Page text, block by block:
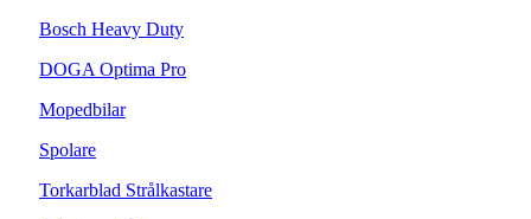
Bosch Heavy Duty
DOGA Optima Pro
Mopedbilar
Spolare
Torkarblad Strålkastare